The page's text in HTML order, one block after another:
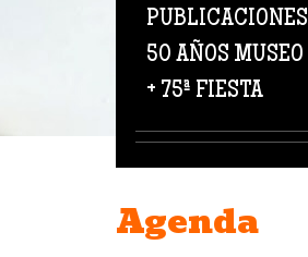
PUBLICACIONES
50 AÑOS MUSEO
+ 75ª FIESTA
Agenda